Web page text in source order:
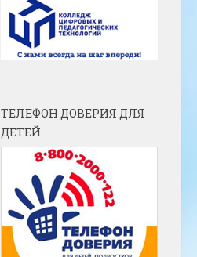
ТЕЛЕФОН ДОВЕРИЯ ДЛЯ
ДЕТЕЙ